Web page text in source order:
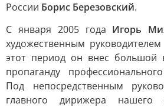
России Борис Березовский.
С января 2005 года Игорь
художественным
этот период он внес большой
пропаганду
Под непосредственным
главного дирижера